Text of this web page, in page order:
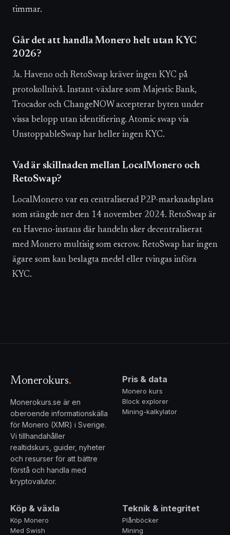
timmar.
Går det att handla Monero helt utan KYC
2026?
Ja. Haveno och RetoSwap kräver ingen KYC på
protokollnivå. Instant-växlare som Majestic Bank,
Trocador och ChangeNOW accepterar byten under
vissa belopp utan identifiering. Atomic swap via
UnstoppableSwap har heller ingen KYC.
Vad är skillnaden mellan LocalMonero och
RetoSwap?
LocalMonero var en centraliserad P2P-marknadsplats
som stängde ner den 14 november 2024. RetoSwap är
en Haveno-instans där handeln sker decentraliserat
med Monero multisig som escrow. RetoSwap har ingen
ägare som kan beslagta medel eller tvingas införa
KYC.
Monerokurs.
Monerokurs.se är en
oberoende informationskälla
för Monero (XMR) i Sverige.
Vi tillhandahåller
realtidskurs, guider, nyheter
och resurser för att bättre
förstå och handla med
kryptovalutor.
Pris & data
Monero kurs
Block explorer
Mining-kalkylator
Köp & växla
Köp Monero
Med Swish
Teknik & integritet
Plånböcker
Mining